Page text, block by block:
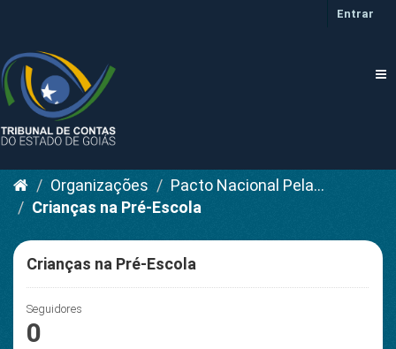
conteúdo
Entrar
Organizações
Pacto Nacional Pela...
Crianças na Pré-Escola
Crianças na Pré-Escola
Seguidores
0